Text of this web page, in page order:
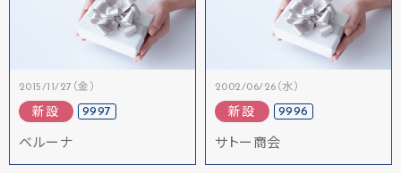
2015/11/27（金）
新設 9997
ベルーナ
2002/06/26（水）
新設 9996
サトー商会